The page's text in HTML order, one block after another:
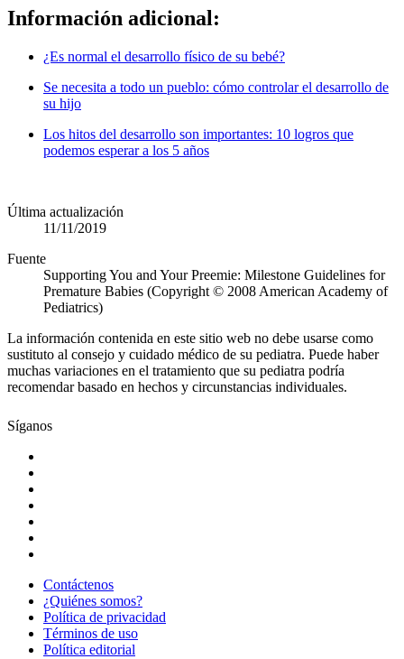
Información adicional:
¿Es normal el desarrollo físico de su bebé?
Se necesita a todo un pueblo: cómo controlar el desarrollo de
su hijo
Los hitos del desarrollo son importantes: 10 logros que
podemos esperar a los 5 años
Última actualización
11/11/2019
Fuente
Supporting You and Your Preemie: Milestone Guidelines for
Premature Babies (Copyright © 2008 American Academy of
Pediatrics)
La información contenida en este sitio web no debe usarse como
sustituto al consejo y cuidado médico de su pediatra. Puede haber
muchas variaciones en el tratamiento que su pediatra podría
recomendar basado en hechos y circunstancias individuales.
Síganos
Contáctenos
¿Quiénes somos?
Política de privacidad
Términos de uso
Política editorial